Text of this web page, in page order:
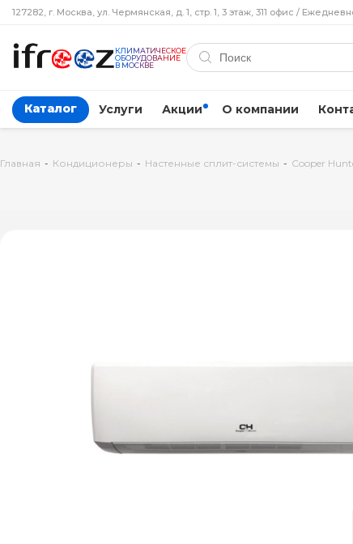
127282, г. Москва, ул. Чермянская, д. 1, стр. 1, 3 этаж, 311 офис /
КЛИМАТИЧЕСКОЕ
ОБОРУДОВАНИЕ
В МОСКВЕ
Каталог Услуги Акции О компании
Главная - Кондиционеры - Настенные сплит-системы - Cooper